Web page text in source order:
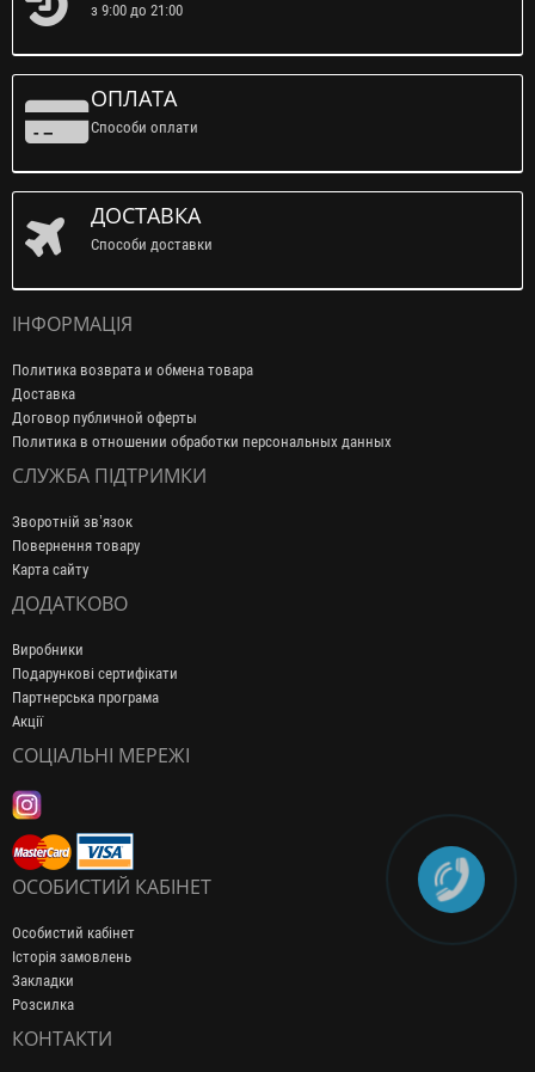
з 9:00 до 21:00
ОПЛАТА
Способи оплати
ДОСТАВКА
Способи доставки
ІНФОРМАЦІЯ
Политика возврата и обмена товара
Доставка
Договор публичной оферты
Политика в отношении обработки персональных данных
СЛУЖБА ПІДТРИМКИ
Зворотній зв’язок
Повернення товару
Карта сайту
ДОДАТКОВО
Виробники
Подарункові сертифікати
Партнерська програма
Акції
СОЦІАЛЬНІ МЕРЕЖІ
ОСОБИСТИЙ КАБІНЕТ
Особистий кабінет
Історія замовлень
Закладки
Розсилка
КОНТАКТИ